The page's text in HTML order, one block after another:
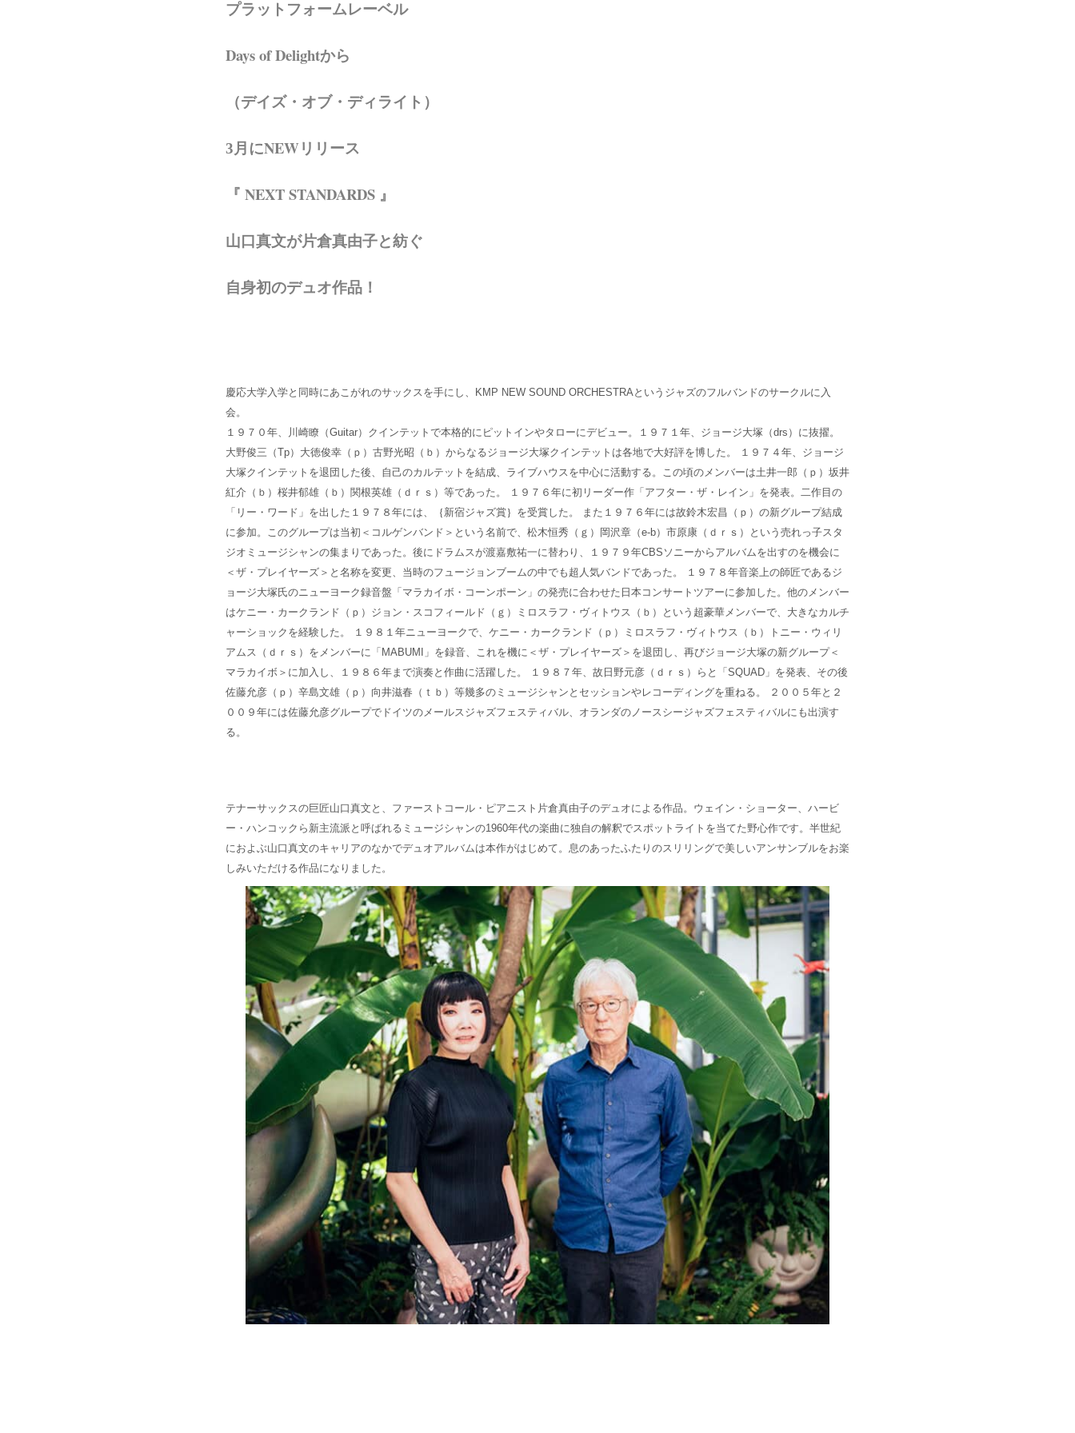
プラットフォームレーベル
Days of Delightから
（デイズ・オブ・ディライト）
3月にNEWリリース
『 NEXT STANDARDS 』
山口真文が片倉真由子と紡ぐ
自身初のデュオ作品！​
慶応大学入学と同時にあこがれのサックスを手にし、KMP NEW SOUND ORCHESTRAというジャズのフルバンドのサークルに入
会。
１９７０年、川崎瞭（Guitar）クインテットで本格的にピットインやタローにデビュー。１９７１年、ジョージ大塚（drs）に抜擢。
大野俊三（Tp）大徳俊幸（ｐ）古野光昭（ｂ）からなるジョージ大塚クインテットは各地で大好評を博した。 １９７４年、ジョージ
大塚クインテットを退団した後、自己のカルテットを結成、ライブハウスを中心に活動する。この頃のメンバーは土井一郎（ｐ）坂井
紅介（ｂ）桜井郁雄（ｂ）関根英雄（ｄｒｓ）等であった。 １９７６年に初リーダー作「アフター・ザ・レイン」を発表。二作目の
「リー・ワード」を出した１９７８年には、｛新宿ジャズ賞｝を受賞した。 また１９７６年には故鈴木宏昌（ｐ）の新グループ結成
に参加。このグループは当初＜コルゲンバンド＞という名前で、松木恒秀（ｇ）岡沢章（e-b）市原康（ｄｒｓ）という売れっ子スタ
ジオミュージシャンの集まりであった。後にドラムスが渡嘉敷祐一に替わり、１９７９年CBSソニーからアルバムを出すのを機会に
＜ザ・プレイヤーズ＞と名称を変更、当時のフュージョンブームの中でも超人気バンドであった。 １９７８年音楽上の師匠であるジ
ョージ大塚氏のニューヨーク録音盤「マラカイボ・コーンポーン」の発売に合わせた日本コンサートツアーに参加した。他のメンバー
はケニー・カークランド（ｐ）ジョン・スコフィールド（ｇ）ミロスラフ・ヴィトウス（ｂ）という超豪華メンバーで、大きなカルチ
ャーショックを経験した。 １９８１年ニューヨークで、ケニー・カークランド（ｐ）ミロスラフ・ヴィトウス（ｂ）トニー・ウィリ
アムス（ｄｒｓ）をメンバーに「MABUMI」を録音、これを機に＜ザ・プレイヤーズ＞を退団し、再びジョージ大塚の新グループ＜
マラカイボ＞に加入し、１９８６年まで演奏と作曲に活躍した。 １９８７年、故日野元彦（ｄｒｓ）らと「SQUAD」を発表、その後
佐藤允彦（ｐ）辛島文雄（ｐ）向井滋春（ｔｂ）等幾多のミュージシャンとセッションやレコーディングを重ねる。 ２００５年と２
００９年には佐藤允彦グループでドイツのメールスジャズフェスティバル、オランダのノースシージャズフェスティバルにも出演す
る。
テナーサックスの巨匠山口真文と、ファーストコール・ピアニスト片倉真由子のデュオによる作品。ウェイン・ショーター、ハービ
ー・ハンコックら新主流派と呼ばれるミュージシャンの1960年代の楽曲に独自の解釈でスポットライトを当てた野心作です。半世紀
におよぶ山口真文のキャリアのなかでデュオアルバムは本作がはじめて。息のあったふたりのスリリングで美しいアンサンブルをお楽
しみいただける作品になりました。